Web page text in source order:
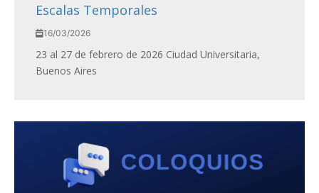
Escalas Temporales
16/03/2026
23 al 27 de febrero de 2026 Ciudad Universitaria,
Buenos Aires